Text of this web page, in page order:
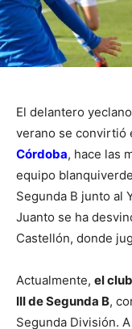
El delantero yeclano
verano se convirtió
Córdoba, hace las
equipo
Segunda B junto al
Juanto se ha
Castellón, donde
Actualmente, el
III de Segunda B,
Segunda División.